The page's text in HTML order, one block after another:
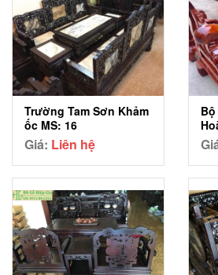
Trường Tam Sơn Khảm
ốc MS: 16
Giá: Liên hệ